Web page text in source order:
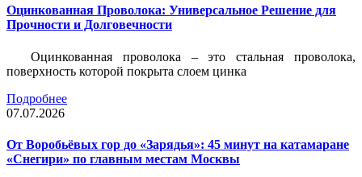
Оцинкованная Проволока: Универсальное Решение для
Прочности и Долговечности
Оцинкованная проволока – это стальная проволока,
поверхность которой покрыта слоем цинка
Подробнее
07.07.2026
От Воробьёвых гор до «Зарядья»: 45 минут на катамаране
«Снегири» по главным местам Москвы